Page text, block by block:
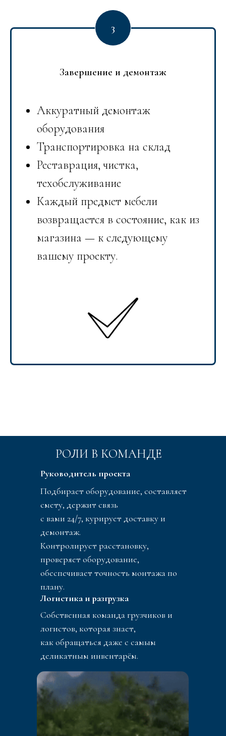
Завершение и демонтаж
Аккуратный демонтаж
оборудования
Транспортировка на склад
Реставрация, чистка,
техобслуживание
Каждый предмет мебели
возвращается в состояние, как из
магазина — к следующему
вашему проекту.
РОЛИ В КОМАНДЕ
Руководитель проекта
Подбирает оборудование, составляет
смету, держит связь
с вами 24/7, курирует доставку и
демонтаж.
Контролирует расстановку,
проверяет оборудование,
обеспечивает точность монтажа по
плану.
Логистика и разгрузка
Собственная команда грузчиков и
логистов, которая знает,
как обращаться даже с самым
деликатным инвентарём.